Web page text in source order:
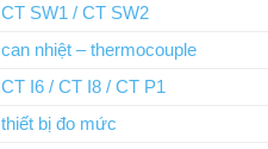
CT SW1 / CT SW2
can nhiệt – thermocouple
CT I6 / CT I8 / CT P1
thiết bị đo mức